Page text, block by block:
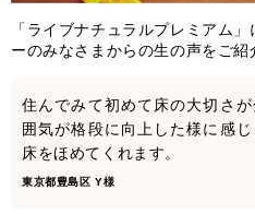
「ライブナチュラルプレミアム
ーのみなさまからの生の声をご紹
住んでみて初めて床の大切さ
囲気が格段に向上した様に感
床をほめてくれます。
東京都豊島区 Y様